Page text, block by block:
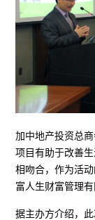
加中地产投资总
项目有助于改善
相吻合，作为活
富人生财富管理有
据主办方介绍，